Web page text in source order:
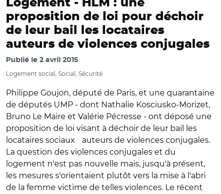
Logement - HLM : une
proposition de loi pour déchoir
de leur bail les locataires
auteurs de violences conjugales
Publié le 2 avril 2015
Logement social, Social, Sécurité
Philippe Goujon, député de Paris, et une quarantaine
de députés UMP - dont Nathalie Kosciusko-Morizet,
Bruno Le Maire et Valérie Pécresse - ont déposé une
proposition de loi visant à déchoir de leur bail les
locataires sociaux auteurs de violences conjugales.
La question des violences conjugales et du
logement n'est pas nouvelle mais, jusqu'à présent,
les mesures s'orientaient plutôt vers la mise à l'abri
de la femme victime de telles violences. Le récent